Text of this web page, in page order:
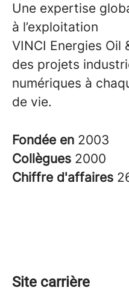
Une expertise
à l’exploitation
VINCI Energies Oil
des projets
numériques à
de vie.
Fondée en 2003
Collègues 2000
Chiffre d'affaires
Site carrière